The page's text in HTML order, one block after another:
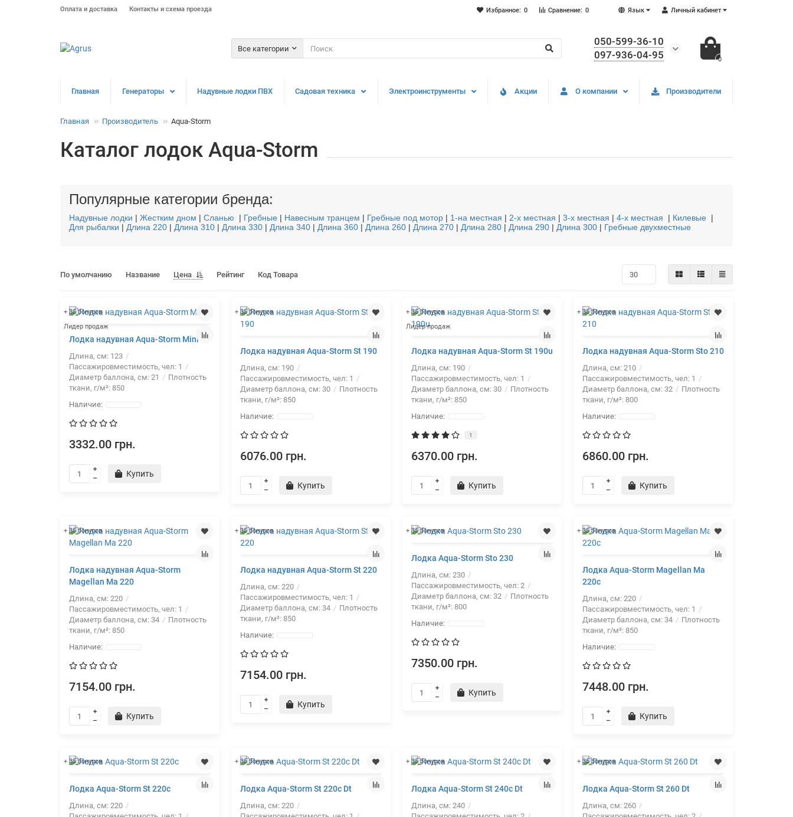
Личный кабинет
Язык
Сравнение: 0
Избранное: 0
Оплата и доставка Контакты и схема проезда
Все категории
050-599-36-10
097-936-04-95
0
Главная Генераторы Надувные лодки ПВХ Садовая техника Электроинструменты Акции О компании Производители
Главная Производитель Aqua-Storm
Каталог лодок Aqua-Storm
Популярные категории бренда:
Надувные лодки | Жестким дном | Сланью | Гребные | Навесным транцем | Гребные под мотор | 1-на местная | 2-х местная | 3-х местная | 4-х местная | Килевые |
Для рыбалки | Длина 220 | Длина 310 | Длина 330 | Длина 340 | Длина 360 | Длина 260 | Длина 270 | Длина 280 | Длина 290 | Длина 300 | Гребные двухместные
По умолчанию Название Цена Рейтинг Код Товара
+ 35 бонусов
Лидер продаж
Лодка надувная Aqua-Storm Mini
Длина, см: 123
Пассажировместимость, чел: 1
Диаметр баллона, см: 21
Плотность
ткани, г/м²: 850
3332.00 грн.
Купить
+ 35 бонусов
Лодка надувная Aqua-Storm St 190
Длина, см: 190
Пассажировместимость, чел: 1
Диаметр баллона, см: 30
Плотность
ткани, г/м²: 850
6076.00 грн.
Купить
+ 35 бонусов
Лидер продаж
Лодка надувная Aqua-Storm St 190u
Длина, см: 190
Пассажировместимость, чел: 1
Диаметр баллона, см: 30
Плотность
ткани, г/м²: 850
1
6370.00 грн.
Купить
+ 35 бонусов
Лодка надувная Aqua-Storm Sto 210
Длина, см: 210
Пассажировместимость, чел: 1
Диаметр баллона, см: 32
Плотность
ткани, г/м²: 800
6860.00 грн.
Купить
+ 35 бонусов
Лодка надувная Aqua-Storm
Magellan Ma 220
Длина, см: 220
Пассажировместимость, чел: 1
Диаметр баллона, см: 34
Плотность
ткани, г/м²: 850
7154.00 грн.
Купить
+ 35 бонусов
Лодка надувная Aqua-Storm St 220
Длина, см: 220
Пассажировместимость, чел: 1
Диаметр баллона, см: 34
Плотность
ткани, г/м²: 850
7154.00 грн.
Купить
+ 35 бонусов
Лодка Aqua-Storm Sto 230
Длина, см: 230
Пассажировместимость, чел: 2
Диаметр баллона, см: 32
Плотность
ткани, г/м²: 800
7350.00 грн.
Купить
+ 35 бонусов
Лодка Aqua-Storm Magellan Ma
220c
Длина, см: 220
Пассажировместимость, чел: 1
Диаметр баллона, см: 34
Плотность
ткани, г/м²: 850
7448.00 грн.
Купить
+ 35 бонусов
Лодка Aqua-Storm St 220c
Длина, см: 220
+ 35 бонусов
Лодка Aqua-Storm St 220c Dt
Длина, см: 220
+ 35 бонусов
Лодка Aqua-Storm St 240с Dt
Длина, см: 240
+ 35 бонусов
Лодка Aqua-Storm St 260 Dt
Длина, см: 260